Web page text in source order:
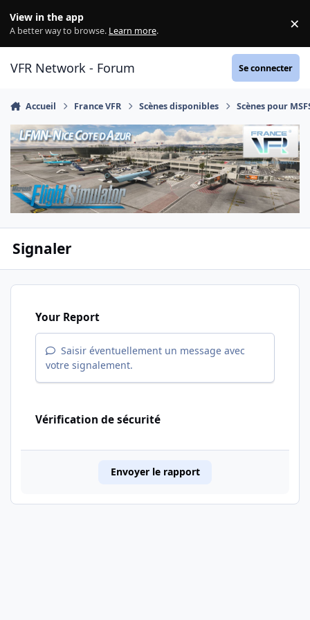
View in the app
A better way to browse. Learn more. ×
VFR Network - Forum Se connecter
Accueil France VFR Scènes disponibles Scènes pour
Signaler
Your Report
Saisir éventuellement un message avec
votre signalement.
Vérification de sécurité
Envoyer le rapport